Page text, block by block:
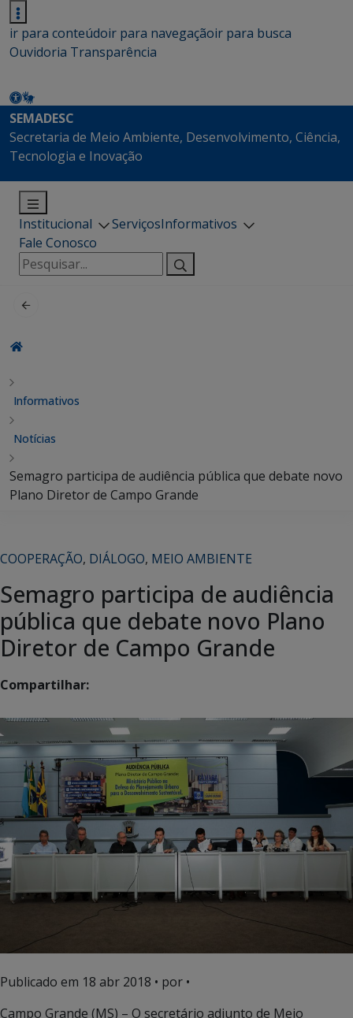
ir para conteúdoir para navegaçãoir para busca
Ouvidoria Transparência
SEMADESC
Secretaria de Meio Ambiente, Desenvolvimento, Ciência,
Tecnologia e Inovação
Institucional ServiçosInformativos
Fale Conosco
Pesquisar
por:
Informativos
Notícias
Semagro participa de audiência pública que debate novo
Plano Diretor de Campo Grande
COOPERAÇÃO, DIÁLOGO, MEIO AMBIENTE
Semagro participa de audiência
pública que debate novo Plano
Diretor de Campo Grande
Compartilhar:
Publicado em 18 abr 2018 • por •
Campo Grande (MS) – O secretário adjunto de Meio